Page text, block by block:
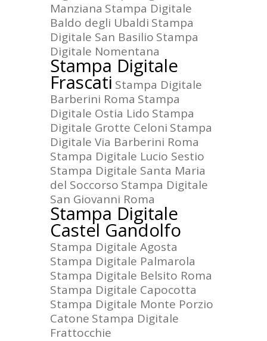
Manziana Stampa Digitale
Baldo degli Ubaldi Stampa
Digitale San Basilio Stampa
Digitale Nomentana
Stampa Digitale
Frascati Stampa Digitale
Barberini Roma Stampa
Digitale Ostia Lido Stampa
Digitale Grotte Celoni Stampa
Digitale Via Barberini Roma
Stampa Digitale Lucio Sestio
Stampa Digitale Santa Maria
del Soccorso Stampa Digitale
San Giovanni Roma
Stampa Digitale
Castel Gandolfo
Stampa Digitale Agosta
Stampa Digitale Palmarola
Stampa Digitale Belsito Roma
Stampa Digitale Capocotta
Stampa Digitale Monte Porzio
Catone Stampa Digitale
Frattocchie